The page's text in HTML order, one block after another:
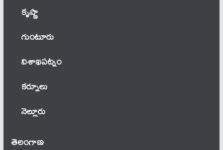
కృష్ణా
గుంటూరు
విశాఖపట్నం
కర్నూలు
నెల్లూరు
తెలంగాణ‌